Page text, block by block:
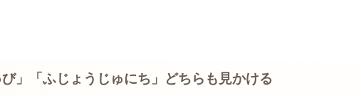
」「ふじょうじゅにち」どちらも見かける